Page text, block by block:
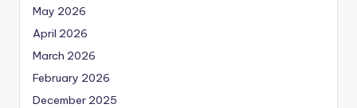
May 2026
April 2026
March 2026
February 2026
December 2025